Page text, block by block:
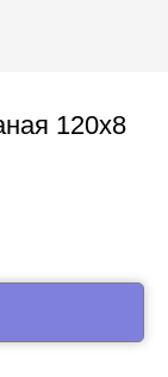
120х8